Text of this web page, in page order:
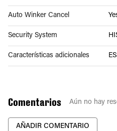
Auto Winker Cancel
Security System
Características adicionales
Comentarios Aún no hay
AÑADIR COMENTARIO